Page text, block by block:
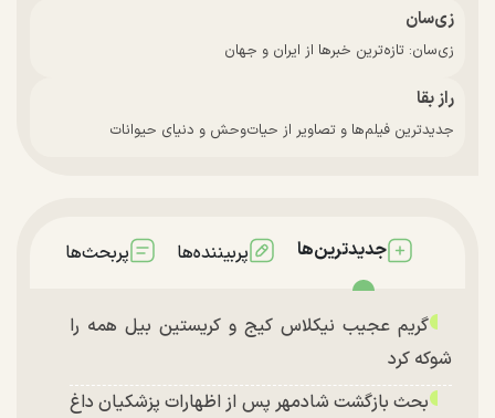
زی‌سان
زی‌سان: تازه‌ترین خبرها از ایران و جهان
راز بقا
جدیدترین فیلم‌ها و تصاویر از حیات‌وحش و دنیای حیوانات
جدیدترین‌ها پربیننده‌ها پربحث‌ها
گریم عجیب نیکلاس کیج و کریستین بیل همه را
شوکه کرد
بحث بازگشت شادمهر پس از اظهارات پزشکیان داغ